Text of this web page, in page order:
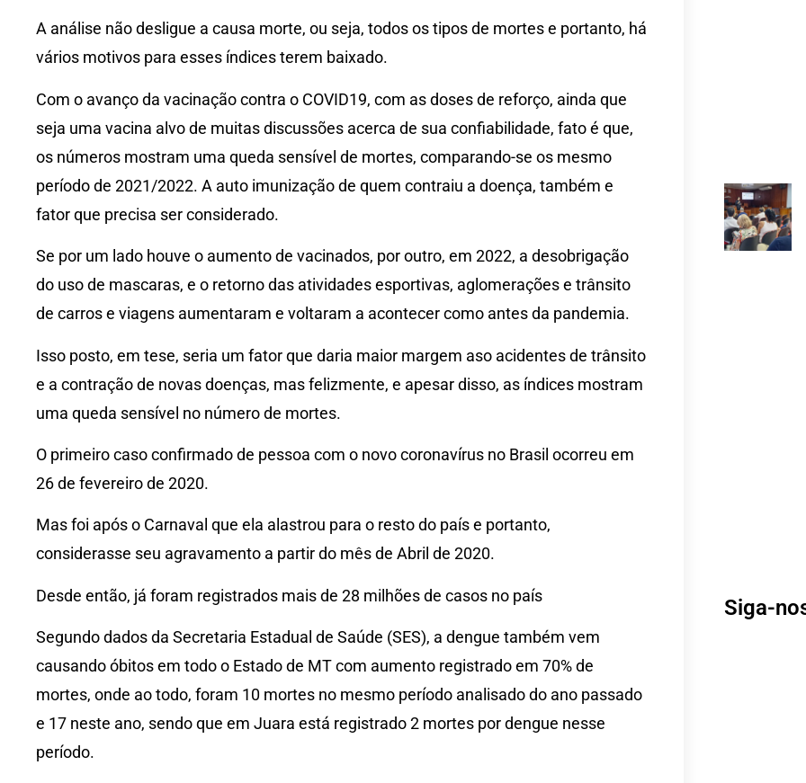
A análise não desligue a causa morte, ou seja, todos os tipos de mortes e portanto, há
vários motivos para esses índices terem baixado.
Com o avanço da vacinação contra o COVID19, com as doses de reforço, ainda que
seja uma vacina alvo de muitas discussões acerca de sua confiabilidade, fato é que,
os números mostram uma queda sensível de mortes, comparando-se os mesmo
período de 2021/2022. A auto imunização de quem contraiu a doença, também e
fator que precisa ser considerado.
Se por um lado houve o aumento de vacinados, por outro, em 2022, a desobrigação
do uso de mascaras, e o retorno das atividades esportivas, aglomerações e trânsito
de carros e viagens aumentaram e voltaram a acontecer como antes da pandemia.
Isso posto, em tese, seria um fator que daria maior margem aso acidentes de trânsito
e a contração de novas doenças, mas felizmente, e apesar disso, as índices mostram
uma queda sensível no número de mortes.
O primeiro caso confirmado de pessoa com o novo coronavírus no Brasil ocorreu em
26 de fevereiro de 2020.
Mas foi após o Carnaval que ela alastrou para o resto do país e portanto,
considerasse seu agravamento a partir do mês de Abril de 2020.
Desde então, já foram registrados mais de 28 milhões de casos no país
Segundo dados da Secretaria Estadual de Saúde (SES), a dengue também vem
causando óbitos em todo o Estado de MT com aumento registrado em 70% de
mortes, onde ao todo, foram 10 mortes no mesmo período analisado do ano passado
e 17 neste ano, sendo que em Juara está registrado 2 mortes por dengue nesse
período.
Siga-